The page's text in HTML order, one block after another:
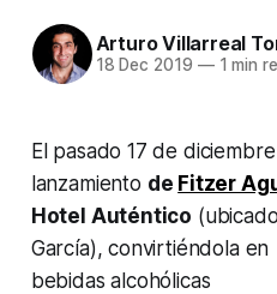
Arturo Villarreal
18 Dec 2019 —1 min
El pasado 17 de
lanzamiento de Fitzer
Hotel Auténtico
García), convirtiéndola
bebidas alcohólicas